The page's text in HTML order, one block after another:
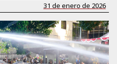
31 de enero de 2026